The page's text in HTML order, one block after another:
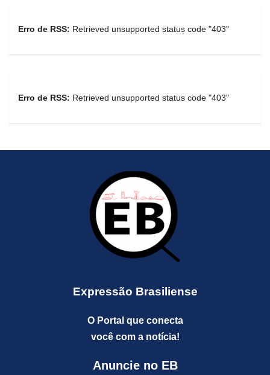
Erro de RSS: Retrieved unsupported status code "403"
Erro de RSS: Retrieved unsupported status code "403"
Expressão Brasiliense
O Portal que conecta
você com a notícia!
Anuncie no EB